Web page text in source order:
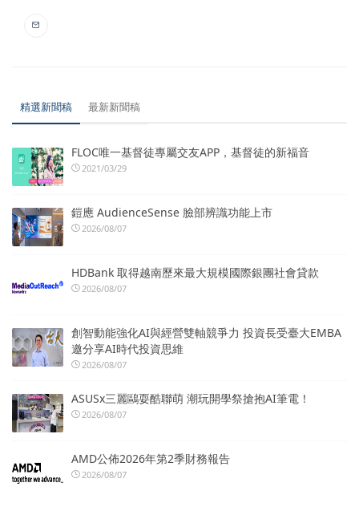
精選新聞稿 最新新聞稿
FLOC唯一基督徒專屬交友APP，基督徒的新福音
2021/03/29
鎧應 AudienceSense 臉部辨識功能上市
2026/08/07
HDBank 取得越南歷來最大規模國際銀團社會貸款
2026/08/07
創智動能強化AI與經營雙軸競爭力 投資長受臺大EMBA
邀分享AI時代投資思維
2026/08/07
ASUSx三麗鷗耍酷聯萌 潮玩開學祭搶抱AI筆電！
2026/08/07
AMD公佈2026年第2季財務報告
2026/08/07